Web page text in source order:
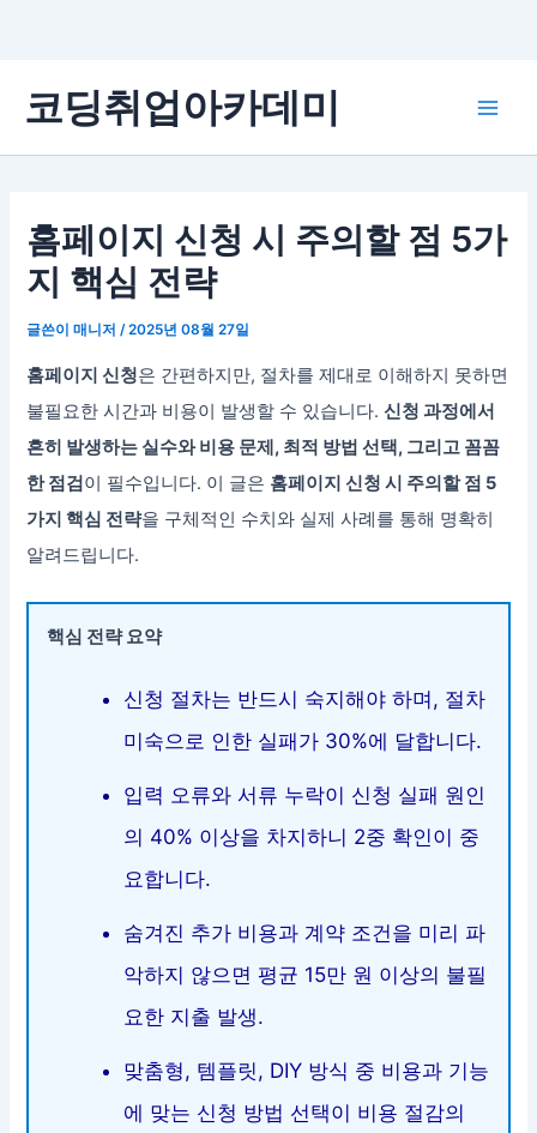
로
코딩취업아카데미
홈페이지 신청 시 주의할 점 5가
지 핵심 전략
글쓴이매니저 /2025년 08월 27일
홈페이지 신청은 간편하지만, 절차를 제대로 이해하지 못하면
불필요한 시간과 비용이 발생할 수 있습니다.신청 과정에서
흔히 발생하는 실수와 비용 문제, 최적 방법 선택, 그리고 꼼꼼
한 점검 이 필수입니다. 이 글은 홈페이지 신청 시 주의할 점 5
가지 핵심 전략을 구체적인 수치와 실제 사례를 통해 명확히
알려드립니다.
핵심 전략 요약
신청 절차는 반드시 숙지해야 하며, 절차
미숙으로 인한 실패가 30%에 달합니다.
입력 오류와 서류 누락이 신청 실패 원인
의 40% 이상을 차지하니 2중 확인이 중
요합니다.
숨겨진 추가 비용과 계약 조건을 미리 파
악하지 않으면 평균 15만 원 이상의 불필
요한 지출 발생.
맞춤형, 템플릿, DIY 방식 중 비용과 기능
에 맞는 신청 방법 선택이 비용 절감의